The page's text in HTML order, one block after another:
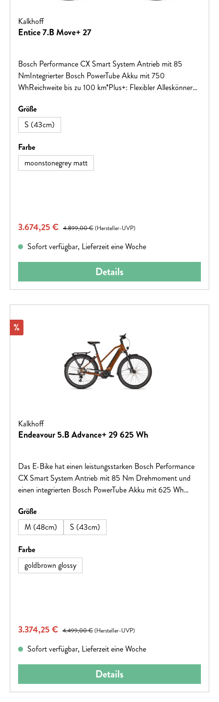
Kalkhoff
Entice 7.B Move+ 27
Bosch Performance CX Smart System Antrieb mit 85
NmIntegrierter Bosch PowerTube Akku mit 750
WhReichweite bis zu 100 km*Plus+: Flexibler Alleskönner
Größeauswählen
S (43cm)
Farbeauswählen
moonstonegrey matt
Verkaufspreis:
3.674,25 € Regulärer Preis:
4.899,00 €(Hersteller-UVP)
Sofort verfügbar, Lieferzeit eine Woche
Details
Rabatt
%
Kalkhoff
Endeavour 5.B Advance+ 29 625 Wh
Das E-Bike hat einen leistungsstarken Bosch Performance
CX Smart System Antrieb mit 85 Nm Drehmoment und
einen integrierten Bosch PowerTube Akku mit 625 Wh
kann beeindruckende 170 kg Gesamtgewicht tragen.
Größeauswählen
M (48cm)
S (43cm)
Farbeauswählen
goldbrown glossy
Verkaufspreis:
3.374,25 € Regulärer Preis:
4.499,00 €(Hersteller-UVP)
Sofort verfügbar, Lieferzeit eine Woche
Details